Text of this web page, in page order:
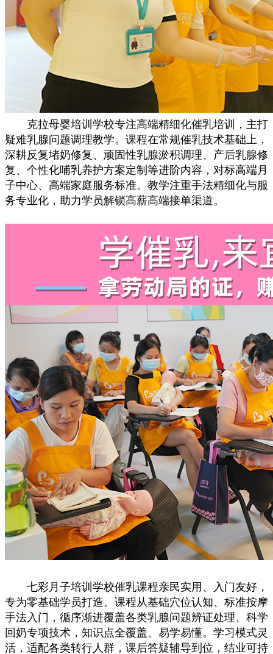
克拉母婴培训学校专注高端精细化催乳培训，主打
疑难乳腺问题调理教学。课程在常规催乳技术基础上，
深耕反复堵奶修复、顽固性乳腺淤积调理、产后乳腺修
复、个性化哺乳养护方案定制等进阶内容，对标高端月
子中心、高端家庭服务标准。教学注重手法精细化与服
务专业化，助力学员解锁高薪高端接单渠道。
七彩月子培训学校催乳课程亲民实用、入门友好，
专为零基础学员打造。课程从基础穴位认知、标准按摩
手法入门，循序渐进覆盖各类乳腺问题辨证处理、科学
回奶专项技术，知识点全覆盖、易学易懂。学习模式灵
活，适配各类转行人群，课后答疑辅导到位，结业可持